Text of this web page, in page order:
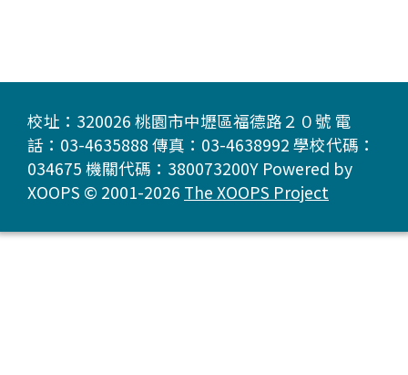
校址：320026 桃園市中壢區福德路２０號 電
話：03-4635888 傳真：03-4638992 學校代碼：
034675 機關代碼：380073200Y Powered by
XOOPS © 2001-2026 The XOOPS Project